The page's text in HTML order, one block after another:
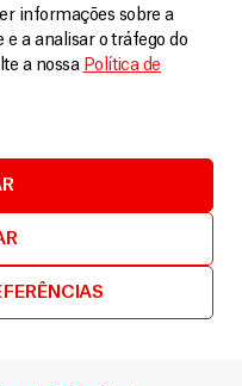
informações sobre a
a analisar o tráfego do
a nossa Política de
VER MAIS